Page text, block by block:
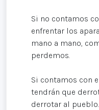
Si no contamos
enfrentar los
mano a mano,
perdemos.
Si contamos con
tendrán que
derrotar al pueblo.